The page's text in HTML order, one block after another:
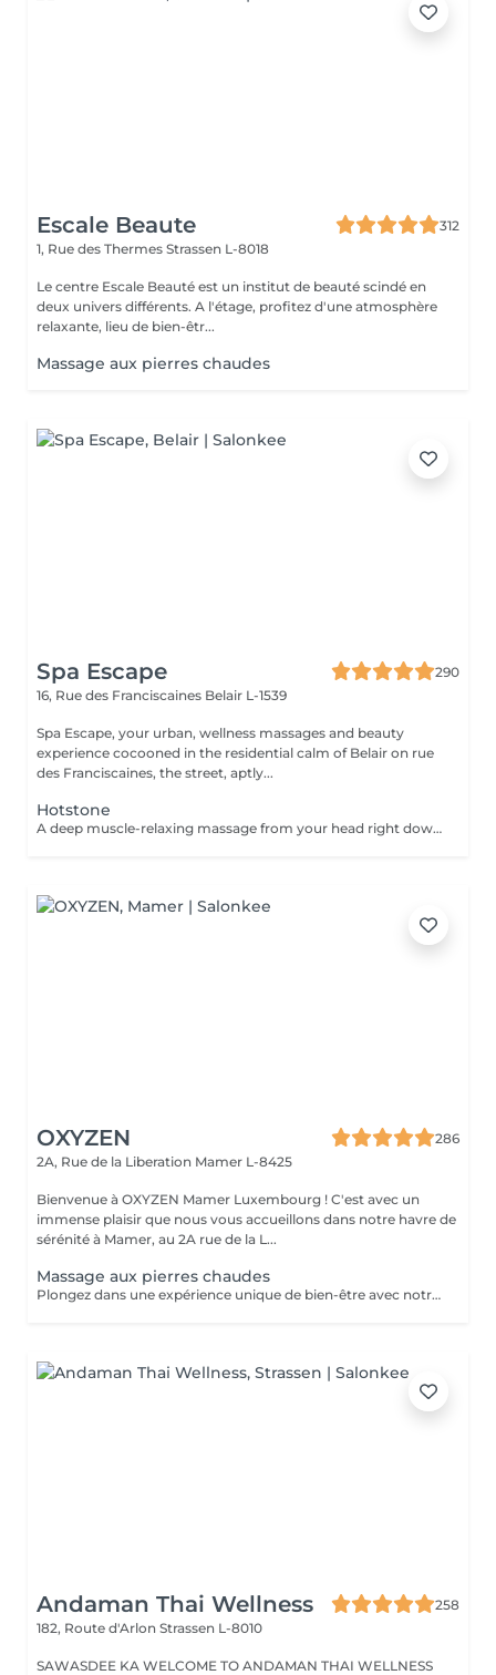
Escale Beaute
312
1, Rue des Thermes Strassen L-8018
Le centre Escale Beauté est un institut de beauté scindé en
deux univers différents. A l'étage, profitez d'une atmosphère
relaxante, lieu de bien-êtr...
Massage aux pierres chaudes
Spa Escape
290
16, Rue des Franciscaines Belair L-1539
Spa Escape, your urban, wellness massages and beauty
experience cocooned in the residential calm of Belair on rue
des Franciscaines, the street, aptly...
Hotstone
A deep muscle-relaxing massage from your head right down to your toes resulting from the perfectly heated volcanic stones from South America. We've added some cold stones from time to time to balance the thermic shock; a nice 'wake-up' for the muscles. Try this soothing and sense-stimulating treatment know for it's detoxifying, relaxing, and draining effects. A foot refresher ritual starts off this treatment.*Medium to strong pressure.
OXYZEN
286
2A, Rue de la Liberation Mamer L-8425
Bienvenue à OXYZEN Mamer Luxembourg ! C'est avec un
immense plaisir que nous vous accueillons dans notre havre de
sérénité à Mamer, au 2A rue de la L...
Massage aux pierres chaudes
Plongez dans une expérience unique de bien-être avec notre massage aux pierres chaudes. Cette pratique traditionnelle repose sur l'utilisation de pierres de basalte chauffées dans un bain d'eau chaude à température constante. Ces pierres sont ensuite utilisées pour induire des effets physiologiques de détente et de détoxification pendant le massage. Allongé(e) sur les pierres, enveloppé(e) dans un drap adapté à votre morphologie, vous ressentirez une chaleur enveloppante, une véritable sensation de mini-sauna, idéale pour vous réchauffer en hiver. Ce soin unique vous plongera dans une expérience sensorielle exceptionnelle, combinant des sensations contrastées, des stimuli répétés et une profonde relaxation. Le massage aux pierres chaudes diffère considérablement des massages manuels traditionnels, offrant une expérience inoubliable. Soins proposé uniquement de fin octobre à Mars afin de pouvoir bénéficier de tous les bienfaits de celui-ci Pour prolonger ces moments de bien-être, nous vous invitons à découvrir nos cartes FORFAITS, conçues pour vous offrir des avantages exclusifs. Pour plus d'informations, visitez notre page Forfaits. Parfait aussi comme idée cadeau sur mesure. Pour en savoir plus, cliquez ici : https://www.oxyzen.lu Veuillez noter que ce massage est déconseillé aux femmes enceintes. Avertissement : Nos soins sont dédiés au bien-être et à la relaxation. Ils ne remplacent pas un suivi médical et ne relèvent pas de la kinésithérapie.
Andaman Thai Wellness
258
182, Route d'Arlon Strassen L-8010
SAWASDEE KA WELCOME TO ANDAMAN THAI WELLNESS